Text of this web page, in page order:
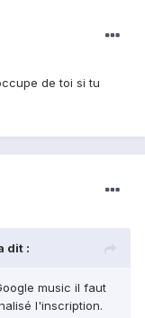
de toi si tu
dit :
music il faut
l'inscription.